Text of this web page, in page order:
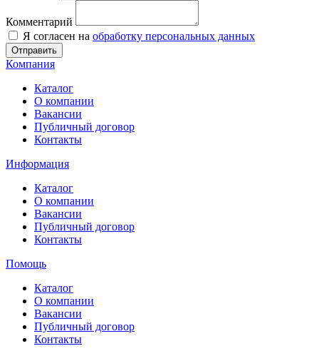
Комментарий
Я согласен на обработку персональных данных
Отправить
Компания
Каталог
О компании
Вакансии
Публичный договор
Контакты
Информация
Каталог
О компании
Вакансии
Публичный договор
Контакты
Помощь
Каталог
О компании
Вакансии
Публичный договор
Контакты